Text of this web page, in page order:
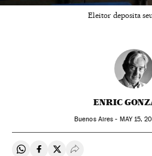
Eleitor deposita
ENRIC
Buenos Aires - MAY15,